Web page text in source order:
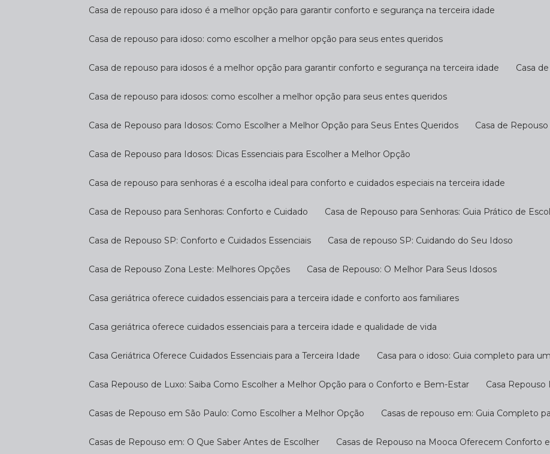
Casa de repouso para idoso é a melhor opção para garantir conforto e segurança na terceira idade
Casa de repouso para idoso: como escolher a melhor opção para seus entes queridos
Casa de repouso para idosos é a melhor opção para garantir conforto e segurança na terceira idade Casa
Casa de repouso para idosos: como escolher a melhor opção para seus entes queridos
Casa de Repouso para Idosos: Como Escolher a Melhor Opção para Seus Entes Queridos Casa de
Casa de Repouso para Idosos: Dicas Essenciais para Escolher a Melhor Opção
Casa de repouso para senhoras é a escolha ideal para conforto e cuidados especiais na terceira idade
Casa de Repouso para Senhoras: Conforto e Cuidado Casa de Repouso para Senhoras: Guia Prático de
Casa de Repouso SP: Conforto e Cuidados Essenciais Casa de repouso SP: Cuidando do Seu Idoso
Casa de Repouso Zona Leste: Melhores Opções Casa de Repouso: O Melhor Para Seus Idosos
Casa geriátrica oferece cuidados essenciais para a terceira idade e conforto aos familiares
Casa geriátrica oferece cuidados essenciais para a terceira idade e qualidade de vida
Casa Geriátrica Oferece Cuidados Essenciais para a Terceira Idade Casa para o idoso: Guia completo para
Casa Repouso de Luxo: Saiba Como Escolher a Melhor Opção para o Conforto e Bem-Estar Casa
Casas de Repouso em São Paulo: Como Escolher a Melhor Opção Casas de repouso em: Guia Completo
Casas de Repouso em: O Que Saber Antes de Escolher Casas de Repouso na Mooca Oferecem Conforto